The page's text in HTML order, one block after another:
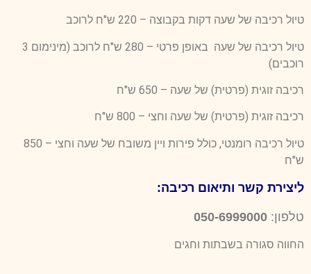
טיול רכיבה של שעה דקות בקבוצה – 220 ש"ח לרוכב
טיול רכיבה של שעה באופן פרטי – 280 ש"ח לרוכב (מינימום 3
רוכבים)
רכיבה זוגית (פרטית) של שעה – 650 ש"ח
רכיבה זוגית (פרטית) של שעה וחצי – 800 ש"ח
טיול רכיבה רומנטי, כולל פירות ויין משובח של שעה וחצי – 850
ש"ח
ליצירת קשר ותיאום רכיבה:
טלפון: 050-6999000
החווה סגורה בשבתות וחגים